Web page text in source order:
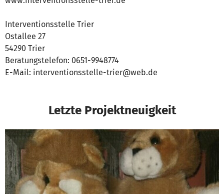
Interventionsstelle Trier
Ostallee 27
54290 Trier
Beratungstelefon: 0651-9948774
E-Mail: interventionsstelle-trier@web.de
Letzte Projektneuigkeit